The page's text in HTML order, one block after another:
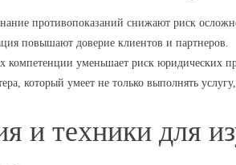
противопоказаний снижают риск
повышают доверие клиентов и партнеров.
уменьшает риск юридических
который умеет не только выполнять услугу,
и техники для